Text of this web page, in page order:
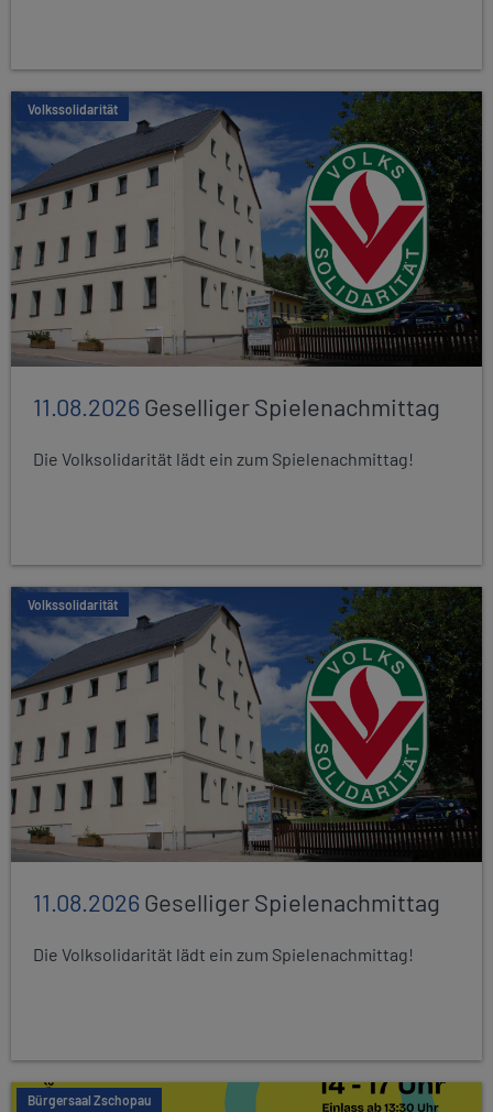
Volkssolidarität
11.08.2026Geselliger Spielenachmittag
Die Volksolidarität lädt ein zum Spielenachmittag!
Volkssolidarität
11.08.2026Geselliger Spielenachmittag
Die Volksolidarität lädt ein zum Spielenachmittag!
Bürgersaal Zschopau